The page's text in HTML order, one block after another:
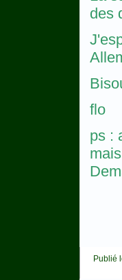
des
flo
ps :
Publié